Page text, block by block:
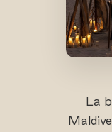
La